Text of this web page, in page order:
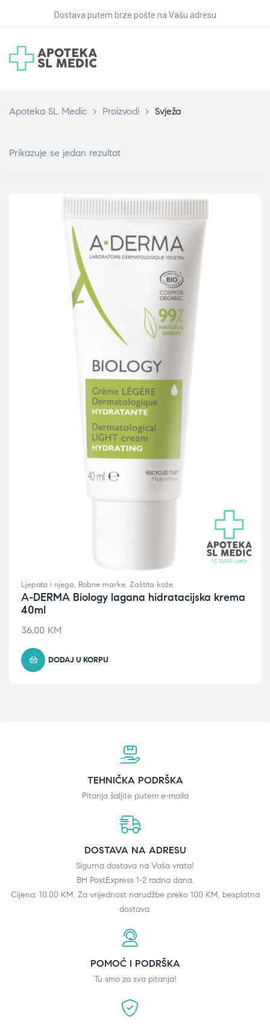
Dostava putem brze pošte na Vašu adresu
Apoteka SL Medic > Proizvodi > Svježa
Prikazuje se jedan rezultat
Ljepota i njega, Robne marke, Zaštita kože
A-DERMA Biology lagana hidratacijska krema
40ml
36.00 KM
DODAJ U KORPU
TEHNIČKA PODRŠKA
Pitanja šaljite putem e-maila
DOSTAVA NA ADRESU
Sigurna dostava na Vaša vrata!
BH PostExpress 1-2 radna dana.
Cijena: 10.00 KM. Za vrijednost narudžbe preko 100 KM, besplatna
dostava.
POMOĆ I PODRŠKA
Tu smo za sva pitanja!